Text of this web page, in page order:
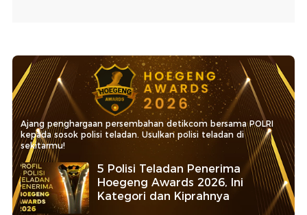
Ajang penghargaan persembahan detikcom bersama POLRI
kepada sosok polisi teladan. Usulkan polisi teladan di
sekitarmu!
5 Polisi Teladan Penerima
Hoegeng Awards 2026, Ini
Kategori dan Kiprahnya